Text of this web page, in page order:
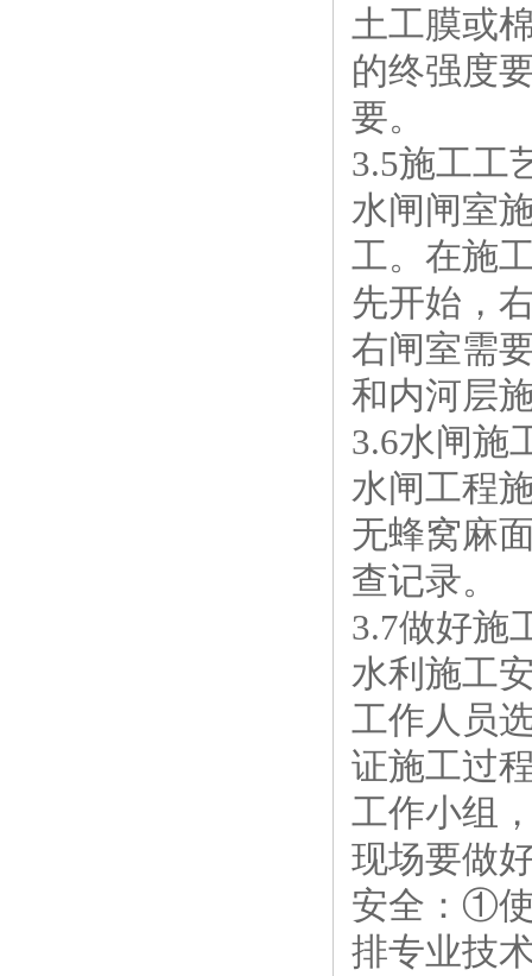
土工膜或
的终强度
要。
3.5施工工
水闸闸室
工。在施
先开始，
右闸室需
和内河层
3.6水闸施
水闸工程
无蜂窝麻
查记录。
3.7做好施
水利施工
工作人员
证施工过
工作小组
现场要做
安全：①
排专业技